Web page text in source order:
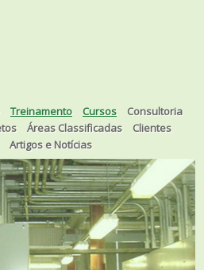
Treinamento Cursos
Consultoria
Áreas Classificadas
Clientes
Artigos e Notícias